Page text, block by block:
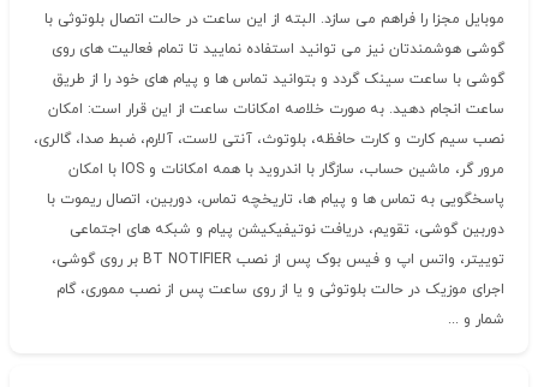
موبایل مجزا را فراهم می سازد. البته از این ساعت در حالت اتصال بلوتوثی با
گوشی هوشمندتان نیز می توانید استفاده نمایید تا تمام فعالیت های روی
گوشی با ساعت سینک گردد و بتوانید تماس ها و پیام های خود را از طریق
ساعت انجام دهید. به صورت خلاصه امکانات ساعت از این قرار است: امکان
نصب سیم کارت و کارت حافظه، بلوتوث، آنتی لاست، آلارم، ضبط صدا، گالری،
مرور گر، ماشین حساب، سازگار با اندروید با همه امکانات و IOS با امکان
پاسخگویی به تماس ها و پیام ها، تاریخچه تماس، دوربین، اتصال ریموت با
دوربین گوشی، تقویم، دریافت نوتیفیکیشن پیام و شبکه های اجتماعی
توییتر، واتس اپ و فیس بوک پس از نصب BT NOTIFIER بر روی گوشی،
اجرای موزیک در حالت بلوتوثی و یا از روی ساعت پس از نصب مموری، گام
شمار و ...